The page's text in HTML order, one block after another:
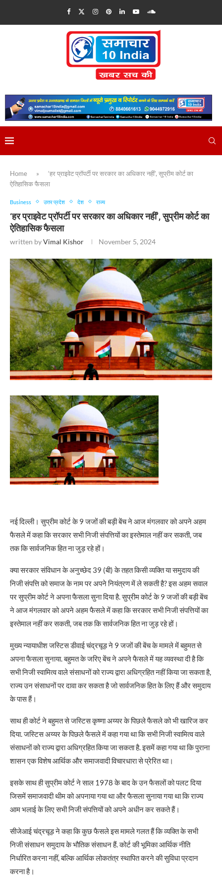
Home »
‘हर प्राइवेट प्रॉपर्टी पर सरकार का अधिकार नहीं’, सुप्रीम कोर्ट का
ऐतिहासिक फैसला
Business उत्तर प्रदेश देश राज्य
‘हर प्राइवेट प्रॉपर्टी पर सरकार का अधिकार नहीं’, सुप्रीम कोर्ट का
ऐतिहासिक फैसला
written byVimal Kishor November 5, 2024
नई दिल्ली। सुप्रीम कोर्ट के 9 जजों की बड़ी बेंच ने आज मंगलवार को अपने अहम
फैसले में कहा कि सरकार सभी निजी संपत्तियों का इस्तेमाल नहीं कर सकती, जब
तक कि सार्वजनिक हित ना जुड़ रहे हों।
क्या सरकार संविधान के अनुच्छेद 39 (बी) के तहत किसी व्यक्ति या समुदाय की
निजी संपत्ति को समाज के नाम पर अपने नियंत्रण में ले सकती है? इस अहम सवाल
पर सुप्रीम कोर्ट ने अपना फैसला सुना दिया है. सुप्रीम कोर्ट के 9 जजों की बड़ी बेंच
ने आज मंगलवार को अपने अहम फैसले में कहा कि सरकार सभी निजी संपत्तियों का
इस्तेमाल नहीं कर सकती, जब तक कि सार्वजनिक हित ना जुड़ रहे हों।
मुख्य न्यायाधीश जस्टिस डीवाई चंद्रचूड़ ने 9 जजों की बेंच के मामले में बहुमत से
अपना फैसला सुनाया. बहुमत के जरिए बेंच ने अपने फैसले में यह व्यवस्था दी है कि
सभी निजी स्वामित्व वाले संसाधनों को राज्य द्वारा अधिग्रहित नहीं किया जा सकता है,
राज्य उन संसाधनों पर दावा कर सकता है जो सार्वजनिक हित के लिए हैं और समुदाय
के पास हैं।
साथ ही कोर्ट ने बहुमत से जस्टिस कृष्णा अय्यर के पिछले फैसले को भी खारिज कर
दिया. जस्टिस अय्यर के पिछले फैसले में कहा गया था कि सभी निजी स्वामित्व वाले
संसाधनों को राज्य द्वारा अधिग्रहित किया जा सकता है. इसमें कहा गया था कि पुराना
शासन एक विशेष आर्थिक और समाजवादी विचारधारा से प्रेरित था।
इसके साथ ही सुप्रीम कोर्ट ने साल 1978 के बाद के उन फैसलों को पलट दिया
जिसमें समाजवादी थीम को अपनाया गया था और फैसला सुनाया गया था कि राज्य
आम भलाई के लिए सभी निजी संपत्तियों को अपने अधीन कर सकते हैं।
सीजेआई चंद्रचूड़ ने कहा कि कुछ फैसले इस मामले गलत हैं कि व्यक्ति के सभी
निजी संसाधन समुदाय के भौतिक संसाधन हैं. कोर्ट की भूमिका आर्थिक नीति
निर्धारित करना नहीं, बल्कि आर्थिक लोकतंत्र स्थापित करने की सुविधा प्रदान
करना है।